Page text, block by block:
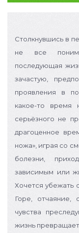
Столкнувшись в
не все
последующая
зачастую,
проявления в
какое-то время
серьёзного не
драгоценное
ножа», играя со
болезни,
зависимым или
Хочется убежать
Горе, отчаяние,
чувства
жизнь